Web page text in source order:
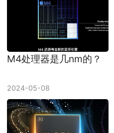
M4处理器是几nm的？
2024-05-08